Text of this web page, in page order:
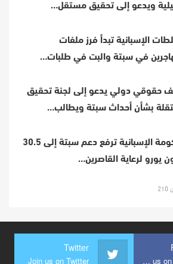
ويدعو إلى تحقيق مستقل…
الإسبانية تبدأ فرز ملفات
في سبتة والبت في طلبات…
حقوقي دولي يدعو إلى لجنة تحقيق
بشأن أحداث سبتة ويطالب…
الحكومة الإسبانية ترفع دعم سبتة إلى 30.5
يورو لرعاية القاصرين…
Join us on Facebook
Twitter
Join us on Twitter